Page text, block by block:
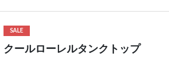
SALE
クールローレルタンクトップ